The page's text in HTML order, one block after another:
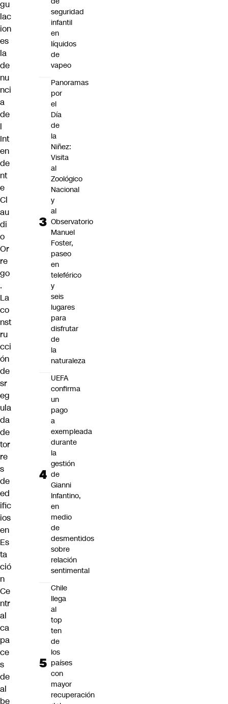
gu
lac
ion
es
la
de
nu
nci
a
de
l
Int
en
de
nt
e
Cl
au
di
o
Or
re
go
.
La
co
nst
ru
cci
ón
de
sr
eg
ula
da
de
tor
re
s
de
ed
ific
ios
en
Es
ta
ció
n
Ce
ntr
al
ca
pa
ce
s
de
al
be
seguridad
infantil
en
líquidos
de
vapeo
Panoramas
por
el
Día
de
la
Niñez:
Visita
al
Zoológico
Nacional
y
al
Observatorio
Manuel
Foster,
paseo
en
teleférico
y
seis
lugares
para
disfrutar
de
la
naturaleza
UEFA
confirma
un
pago
a
exempleada
durante
la
gestión
de
Gianni
Infantino,
en
medio
de
desmentidos
sobre
relación
sentimental
Chile
llega
al
top
ten
de
los
países
con
mayor
recuperación